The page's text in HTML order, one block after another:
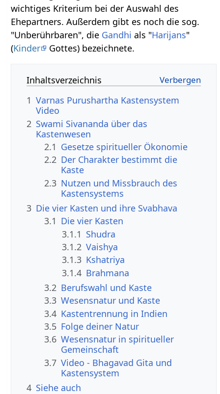
wichtiges Kriterium bei der Auswahl des
Ehepartners. Außerdem gibt es noch die sog.
"Unberührbaren", die Gandhi als "Harijans"
(Kinder Gottes) bezeichnete.
Inhaltsverzeichnis
1 Varnas Purushartha Kastensystem
Video
2 Swami Sivananda über das
Kastenwesen
2.1 Gesetze spiritueller Ökonomie
2.2 Der Charakter bestimmt die
Kaste
2.3 Nutzen und Missbrauch des
Kastensystems
3 Die vier Kasten und ihre Svabhava
3.1 Die vier Kasten
3.1.1 Shudra
3.1.2 Vaishya
3.1.3 Kshatriya
3.1.4 Brahmana
3.2 Berufswahl und Kaste
3.3 Wesensnatur und Kaste
3.4 Kastentrennung in Indien
3.5 Folge deiner Natur
3.6 Wesensnatur in spiritueller
Gemeinschaft
3.7 Video - Bhagavad Gita und
Kastensystem
4 Siehe auch